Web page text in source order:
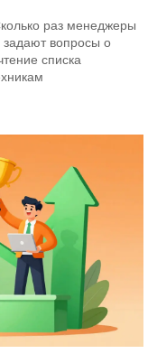
раз менеджеры
задают вопросы о
списка